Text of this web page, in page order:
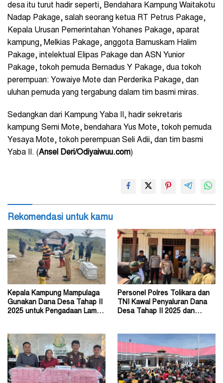
desa itu turut hadir seperti, Bendahara Kampung Waitakotu
Nadap Pakage, salah seorang ketua RT Petrus Pakage,
Kepala Urusan Pemerintahan Yohanes Pakage, aparat
kampung, Melkias Pakage, anggota Bamuskam Halim
Pakage, intelektual Elipas Pakage dan ASN Yunior
Pakage, tokoh pemuda Bernadus Y Pakage, dua tokoh
perempuan: Yowaiye Mote dan Perderika Pakage, dan
uluhan pemuda yang tergabung dalam tim basmi miras.
Sedangkan dari Kampung Yaba II, hadir sekretaris
kampung Semi Mote, bendahara Yus Mote, tokoh pemuda
Yesaya Mote, tokoh perempuan Seli Adii, dan tim basmi
Yaba II. (Ansel Deri/Odiyaiwuu.com)
Rekomendasi untuk kamu
Kepala Kampung Mampulaga
Gunakan Dana Desa Tahap II
2025 untuk Pengadaan Lampu
Personel Polres Tolikara dan
TNI Kawal Penyaluran Dana
Desa Tahap II 2025 dan